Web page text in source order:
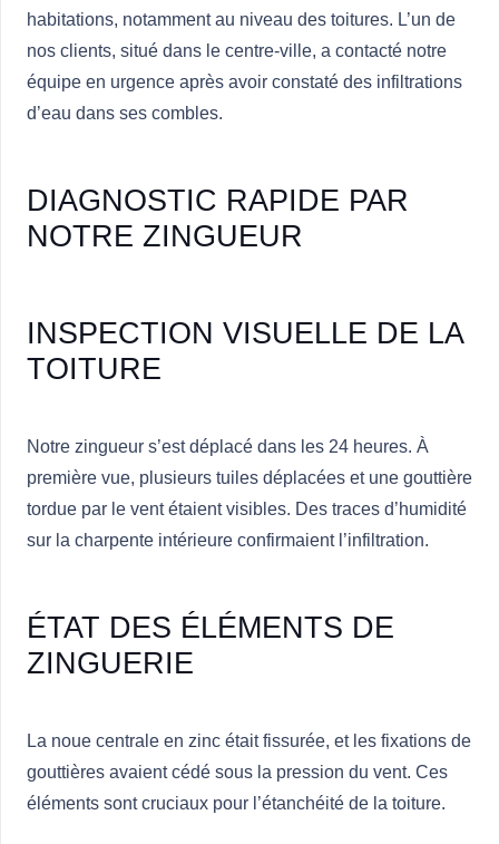
habitations, notamment au niveau des toitures. L’un de
nos clients, situé dans le centre-ville, a contacté notre
équipe en urgence après avoir constaté des infiltrations
d’eau dans ses combles.
DIAGNOSTIC RAPIDE PAR
NOTRE ZINGUEUR
INSPECTION VISUELLE DE LA
TOITURE
Notre zingueur s’est déplacé dans les 24 heures. À
première vue, plusieurs tuiles déplacées et une gouttière
tordue par le vent étaient visibles. Des traces d’humidité
sur la charpente intérieure confirmaient l’infiltration.
ÉTAT DES ÉLÉMENTS DE
ZINGUERIE
La noue centrale en zinc était fissurée, et les fixations de
gouttières avaient cédé sous la pression du vent. Ces
éléments sont cruciaux pour l’étanchéité de la toiture.